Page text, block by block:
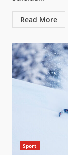
Read More
Sport